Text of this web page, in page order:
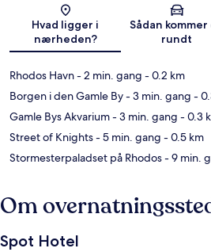
Kort
Hvad ligger i
nærheden?
Sådan kommer
rundt
Rhodos Havn- 2 min. gang - 0.2 km
Borgen i den Gamle By- 3 min. gang -
Gamle Bys Akvarium- 3 min. gang - 0.3
Street of Knights- 5 min. gang - 0.5 km
Stormesterpaladset på Rhodos- 9 min.
Om
Spot Hotel